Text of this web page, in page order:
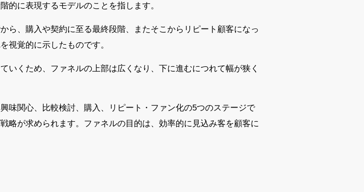
的に表現するモデルのことを指します。
ら、購入や契約に至る最終段階、またそこからリピート顧客になっ
視覚的に示したものです。
いくため、ファネルの上部は広くなり、下に進むにつれて幅が狭く
味関心、比較検討、購入、リピート・ファン化の5つのステージで
略が求められます。ファネルの目的は、効率的に見込み客を顧客に